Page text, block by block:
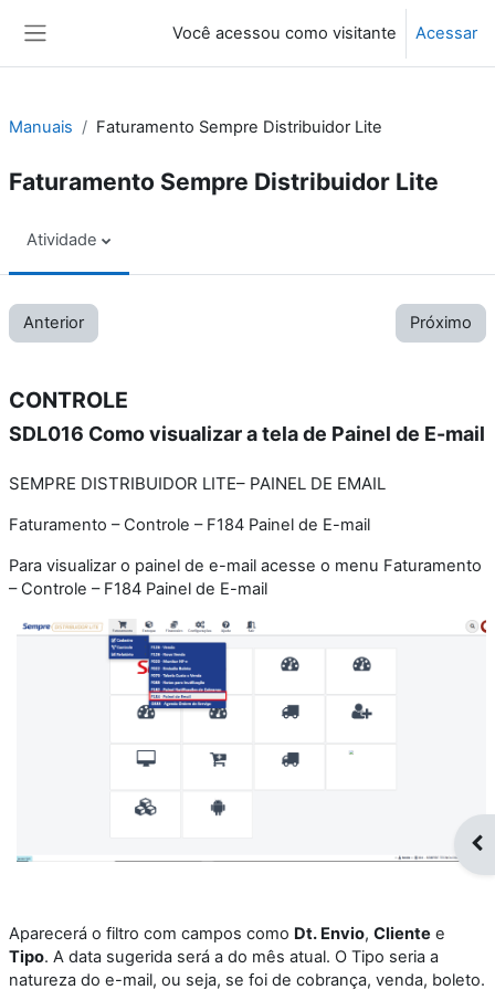
Você acessou como visitante Acessar
Manuais Faturamento Sempre Distribuidor Lite
Faturamento Sempre Distribuidor Lite
Atividade
Anterior Próximo
CONTROLE
SDL016 Como visualizar a tela de Painel de E-mail
SEMPRE DISTRIBUIDOR LITE– PAINEL DE EMAIL
Faturamento – Controle – F184 Painel de E-mail
Para visualizar o painel de e-mail acesse o menu Faturamento
– Controle – F184 Painel de E-mail
Aparecerá o filtro com campos como Dt. Envio, Cliente e
Tipo. A data sugerida será a do mês atual. O Tipo seria a
natureza do e-mail, ou seja, se foi de cobrança, venda, boleto.